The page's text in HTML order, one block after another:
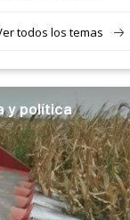
sufrir a estos
me
todos los temas
y política